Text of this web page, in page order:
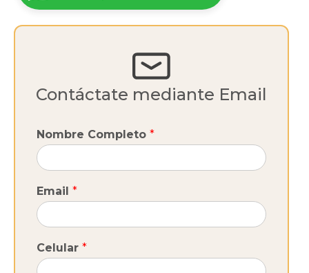
Contáctate mediante Email
Nombre Completo *
Email *
Celular *